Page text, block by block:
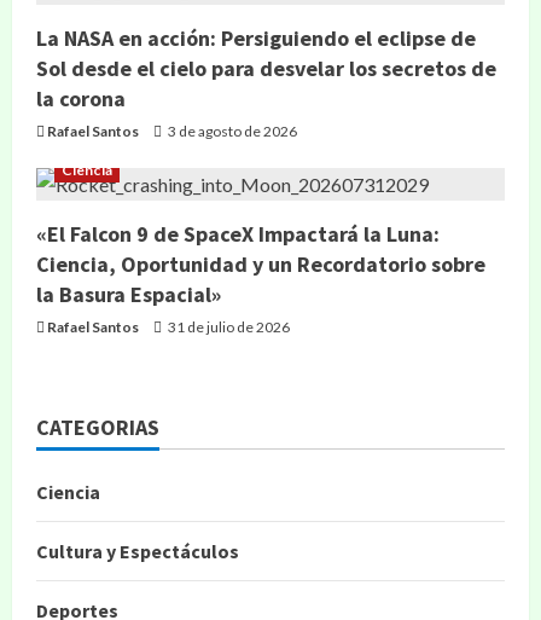
La NASA en acción: Persiguiendo el eclipse de
Sol desde el cielo para desvelar los secretos de
la corona
Rafael Santos 3 de agosto de 2026
Ciencia
«El Falcon 9 de SpaceX Impactará la Luna:
Ciencia, Oportunidad y un Recordatorio sobre
la Basura Espacial»
Rafael Santos 31 de julio de 2026
CATEGORIAS
Ciencia
Cultura y Espectáculos
Deportes